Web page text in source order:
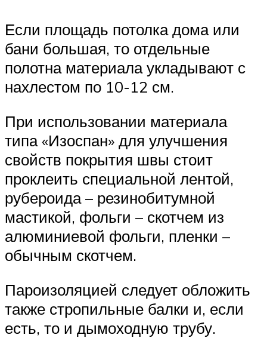
Если площадь потолка дома или
бани большая, то отдельные
полотна материала укладывают с
нахлестом по 10-12 см.
При использовании материала
типа «Изоспан» для улучшения
свойств покрытия швы стоит
проклеить специальной лентой,
рубероида – резинобитумной
мастикой, фольги – скотчем из
алюминиевой фольги, пленки –
обычным скотчем.
Пароизоляцией следует обложить
также стропильные балки и, если
есть, то и дымоходную трубу.